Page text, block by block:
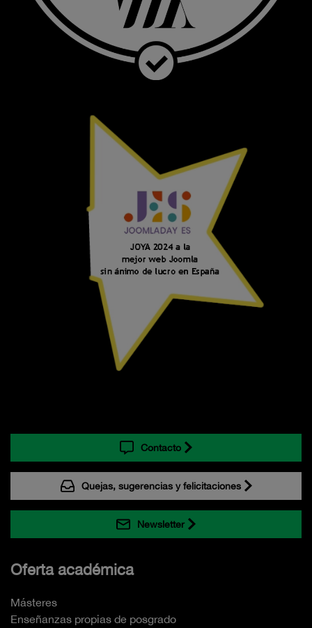
Contacto
Quejas, sugerencias y felicitaciones
Newsletter
Oferta académica
Másteres
Enseñanzas propias de posgrado